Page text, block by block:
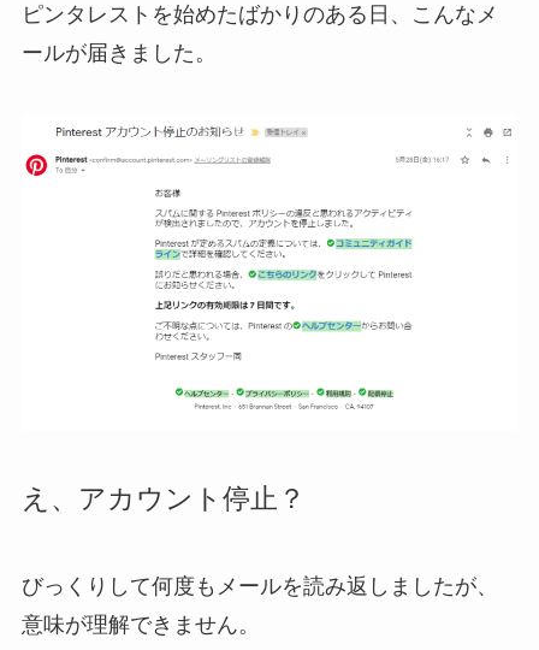
ピンタレストを始めたばかりのある日、こんなメ
ールが届きました。
え、アカウント停止？
びっくりして何度もメールを読み返しましたが、
意味が理解できません。